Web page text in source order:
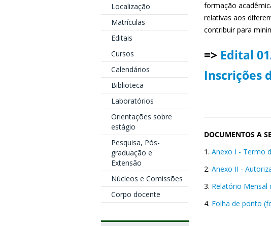
Localização
Matrículas
Editais
Cursos
Calendários
Biblioteca
Laboratórios
Orientações sobre
estágio
Pesquisa, Pós-
graduação e
Extensão
Núcleos e Comissões
Corpo docente
formação
relativas aos
contribuir para
=> Edital
Inscrições
DOCUMENTOS A
1. Anexo I - Termo
2. Anexo II -
3. Relatório
4. Folha de ponto